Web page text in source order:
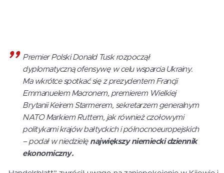
Premier Polski Donald Tusk rozpoczął
dyplomatyczną ofensywę w celu wsparcia Ukrainy.
Ma wkrótce spotkać się z prezydentem Francji
Emmanuelem Macronem, premierem Wielkiej
Brytanii Keirem Starmerem, sekretarzem generalnym
NATO Markiem Ruttem, jak również czołowymi
politykami krajów bałtyckich i północnoeuropejskich
– podał w niedzielę największy niemiecki dziennik
ekonomiczny.